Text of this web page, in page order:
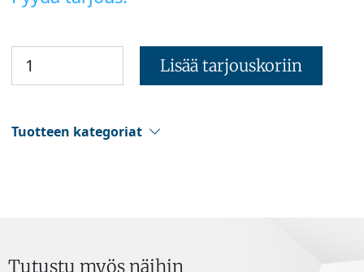
Lisää tarjouskoriin
Tuotteen kategoriat
Tutustu myös näihin